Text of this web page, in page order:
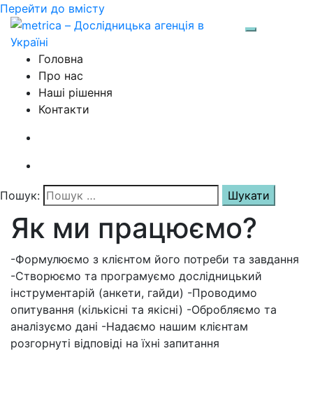
Перейти до вмісту
Головна
Про нас
Наші рішення
Контакти
Пошук:
Як ми працюємо?
-Формулюємо з клієнтом його потреби та завдання
-Створюємо та програмуємо дослідницький
інструментарій (анкети, гайди) -Проводимо
опитування (кількісні та якісні) -Обробляємо та
аналізуємо дані -Надаємо нашим клієнтам
розгорнуті відповіді на їхні запитання